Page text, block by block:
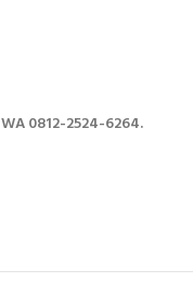
WA 0812-2524-6264.